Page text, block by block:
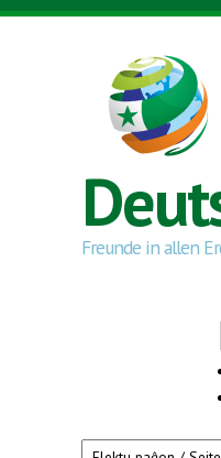
Direkt zum Inhalt
Freunde in allen